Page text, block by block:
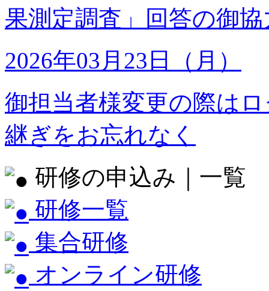
果測定調査」回答の御
2026年03月23日（月）
御担当者様変更の際は
継ぎをお忘れなく
研修の申込み｜一覧
研修一覧
集合研修
オンライン研修